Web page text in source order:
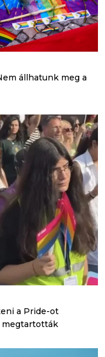
állhatunk meg a
a Pride-ot
megtartották